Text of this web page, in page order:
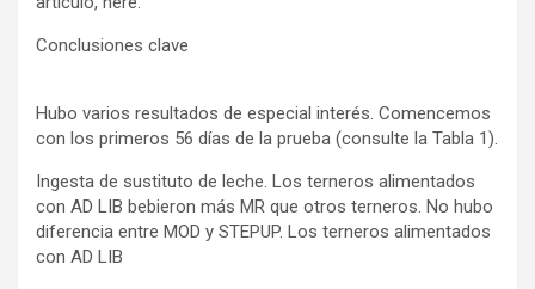
Conclusiones clave
Hubo varios resultados de especial interés. Comencemos
con los primeros 56 días de la prueba (consulte la Tabla 1).
Ingesta de sustituto de leche. Los terneros alimentados
con AD LIB bebieron más MR que otros terneros. No hubo
diferencia entre MOD y STEPUP. Los terneros alimentados
con AD LIB